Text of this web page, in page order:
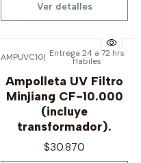
Ver detalles
Agotado
AMPUVC10| Entrega 24 a 72 hrs
Habiles
Ampolleta UV Filtro
Minjiang CF-10.000
(incluye
transformador).
$30.870